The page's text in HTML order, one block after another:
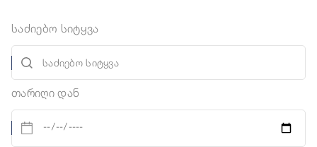
საძიებო სიტყვა
თარიღი დან